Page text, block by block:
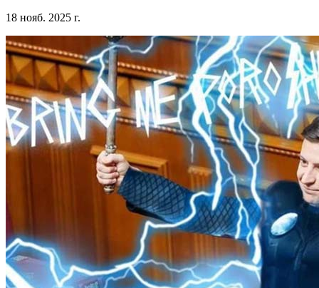
18 нояб. 2025 г.